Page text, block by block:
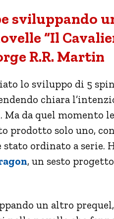
sviluppando
“Il
R.R. Martin
lo sviluppo di 5
chiara
da quel momento
prodotto solo uno, con
ordinato a serie.
, un sesto
un altro prequel,